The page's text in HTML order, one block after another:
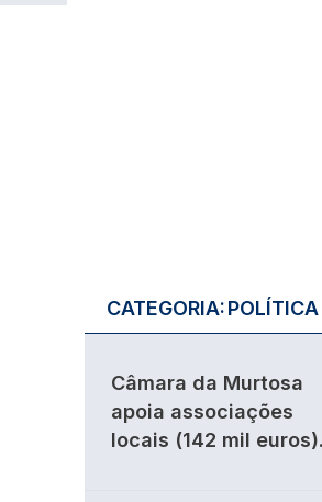
CATEGORIA:POLÍTICA
Câmara da Murtosa
apoia associações
locais (142 mil euros).